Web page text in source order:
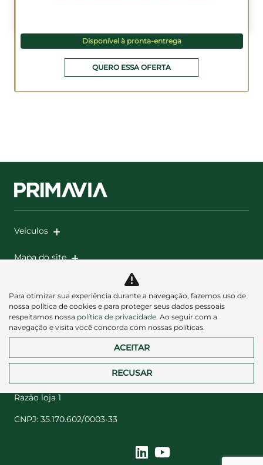
Disponível à pronta-entrega
QUERO ESSA OFERTA
Veículos
Mapa do site
Desacelere. Seu bem maior é a vida.
Razão loja 1
CNPJ: 35.170.602/0003-33
Para otimizar sua experiência durante a navegação, fazemos uso de
nossa política de cookies e para proteger seus dados pessoais
respeitamos nossa política de privacidade. Ao seguir com a
navegação e visita você concorda com nossas políticas.
ACEITAR
RECUSAR